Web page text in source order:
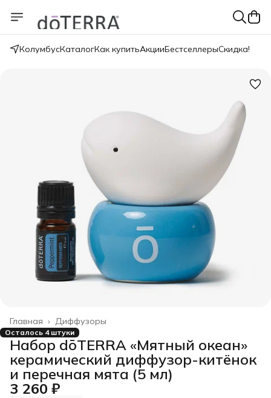
КолумбусКаталогКак купитьАкцииБестселлерыСкидка!
Диффузоры
Главная ›
Осталось 4 штуки
Набор dōTERRA «Мятный океан»
керамический диффузор-китёнок
и перечная мята (5 мл)
3 260 ₽